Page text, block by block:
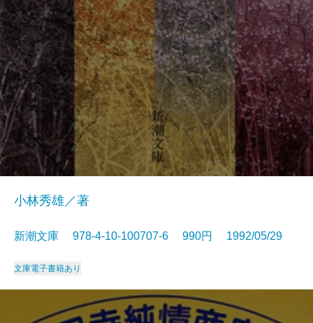
小林秀雄／著
新潮文庫 978-4-10-100707-6 990円 1992/05/29
文庫電子書籍あり